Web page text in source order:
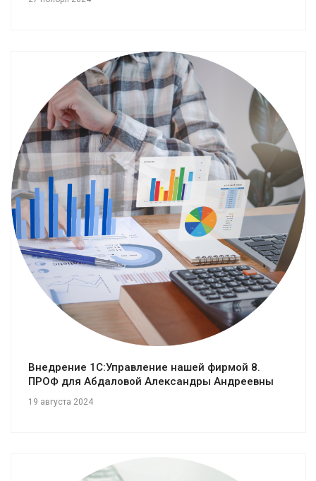
Смотреть проект
Внедрение 1С:Управление нашей фирмой 8.
ПРОФ для Абдаловой Александры Андреевны
19 августа 2024